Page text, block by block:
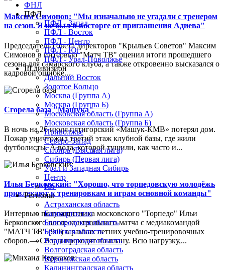
Максим Симонов: "Мы изначально не угадали с тренером
на сезон. Я не был в восторге от приглашения Адиева"
Председатель совета директоров "Крыльев Советов" Максим
Симонов в интервью "Матч ТВ" оценил итоги прошедшего
сезона для самарского клуба, а также откровенно высказался о
кадровой ошибке...
Сгорела база "Машука"
В ночь на 26 июля пятигорский «Машук-КМВ» потерял дом.
Пожар уничтожил третий этаж клубной базы, где жили
футболисты. А вода, которой тушили, как часто и...
Илья Берковский: "Хорошо, что торпедовскую молодёжь
привлекают к тренировкам и играм основной команды"
Интервью полузащитника московского "Торпедо" Ильи
Берковского после контрольного матча с медиакомандой
"МАТЧ ТВ" (9:0) в рамках летних учебно-тренировочных
сборов.— Сборы проходят по плану. Всю нагрузку,...
ФНЛ
ПФЛ
ПФЛ - Запад
ПФЛ - Восток
ПФЛ - Центр
ПФЛ - Юг
ПФЛ - Урал-Поволжье
III дивизион
Дальний Восток
Золотое Кольцо
Москва (Группа А)
Москва (Группа Б)
Московская область (Группа А)
Московская область (Группа Б)
Приволжье
Северо-Запад
Сибирь (Высшая лига)
Сибирь (Первая лига)
Урал и Западная Сибирь
Центр
Юг
Регионы
Астраханская область
Башкортостан
Белгородская область
Брянская область
Владимирская область
Волгоградская область
Воронежская область
Калининградская область